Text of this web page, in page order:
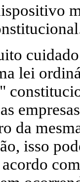
lei
da
isso